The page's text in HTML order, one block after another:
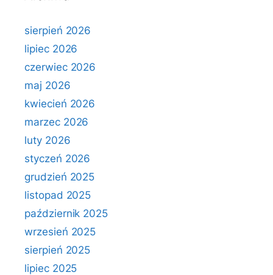
sierpień 2026
lipiec 2026
czerwiec 2026
maj 2026
kwiecień 2026
marzec 2026
luty 2026
styczeń 2026
grudzień 2025
listopad 2025
październik 2025
wrzesień 2025
sierpień 2025
lipiec 2025